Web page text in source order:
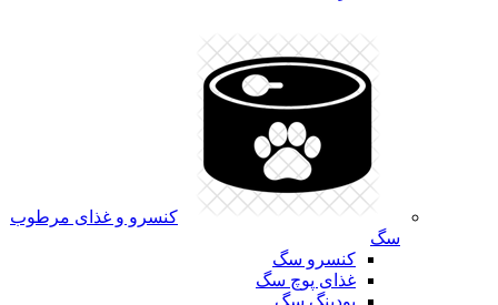
کنسرو و غذای مرطوب
سگ
کنسرو سگ
غذای پوچ سگ